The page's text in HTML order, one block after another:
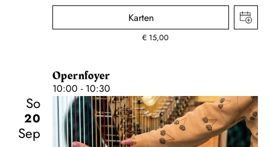
Karten
€ 15,00
Opernfoyer
10:00 - 10:30
So
20
Sep